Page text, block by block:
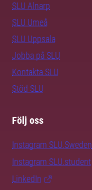
SLU Alnarp
SLU Umeå
SLU Uppsala
Jobba på SLU
Kontakta SLU
Stöd SLU
Följ oss
Instagram SLU.Sweden
Instagram SLU.student
LinkedIn